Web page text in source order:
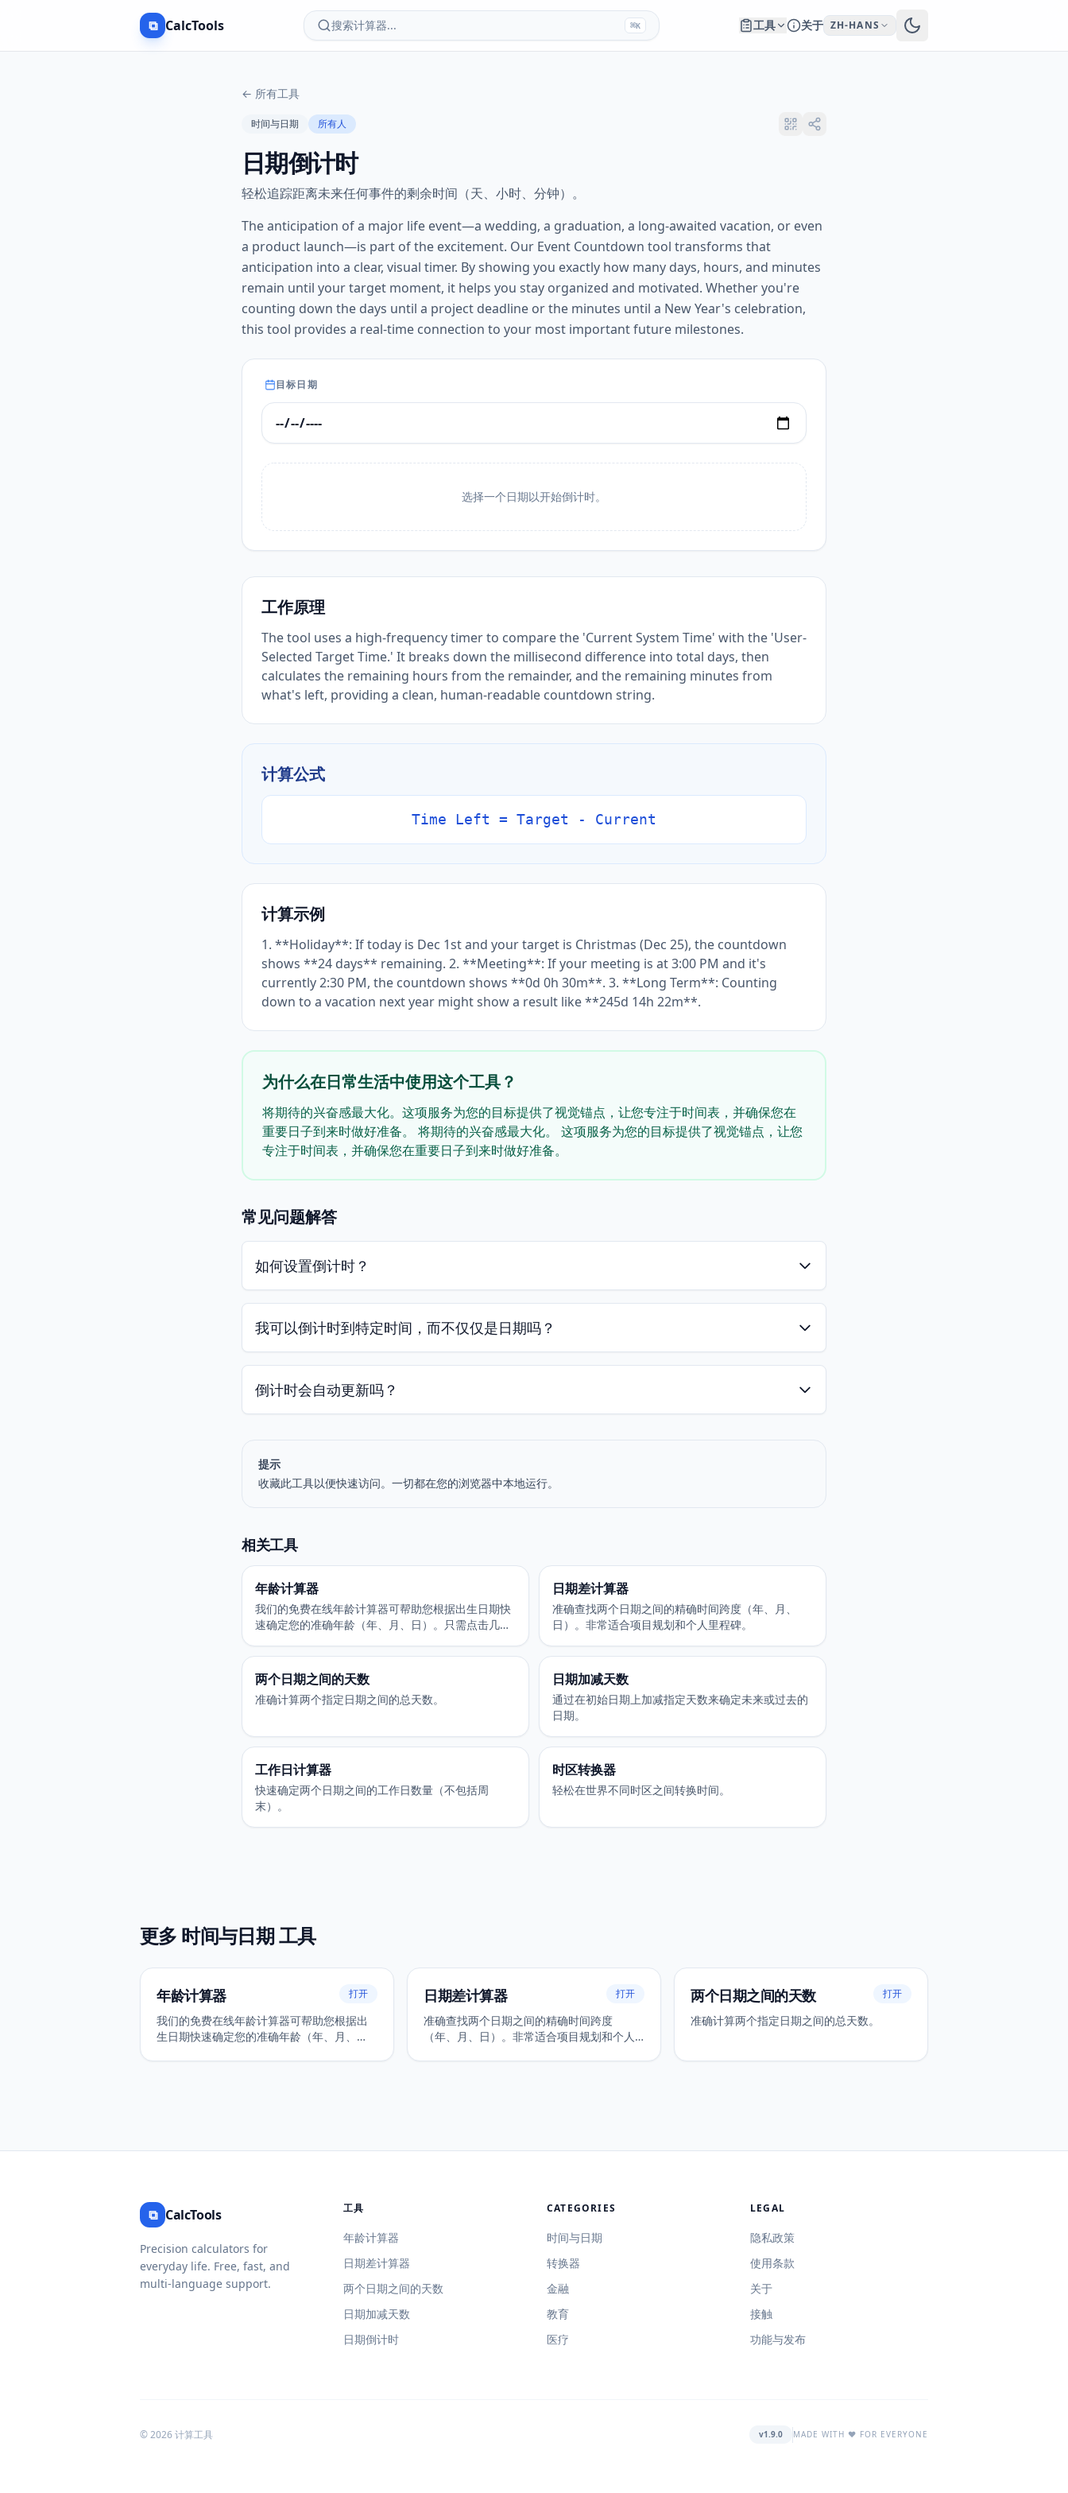
⧉ CalcTools 搜索计算器... ⌘K 工具 关于 ZH-HANS
← 所有工具
时间与日期 所有人
日期倒计时
轻松追踪距离未来任何事件的剩余时间（天、小时、分钟）。
The anticipation of a major life event—a wedding, a graduation, a long-awaited vacation, or even
a product launch—is part of the excitement. Our Event Countdown tool transforms that
anticipation into a clear, visual timer. By showing you exactly how many days, hours, and minutes
remain until your target moment, it helps you stay organized and motivated. Whether you're
counting down the days until a project deadline or the minutes until a New Year's celebration,
this tool provides a real-time connection to your most important future milestones.
目标日期
选择一个日期以开始倒计时。
工作原理
The tool uses a high-frequency timer to compare the 'Current System Time' with the 'User-
Selected Target Time.' It breaks down the millisecond difference into total days, then
calculates the remaining hours from the remainder, and the remaining minutes from
what's left, providing a clean, human-readable countdown string.
计算公式
Time Left = Target - Current
计算示例
1. **Holiday**: If today is Dec 1st and your target is Christmas (Dec 25), the countdown
shows **24 days** remaining. 2. **Meeting**: If your meeting is at 3:00 PM and it's
currently 2:30 PM, the countdown shows **0d 0h 30m**. 3. **Long Term**: Counting
down to a vacation next year might show a result like **245d 14h 22m**.
为什么在日常生活中使用这个工具？
将期待的兴奋感最大化。这项服务为您的目标提供了视觉锚点，让您专注于时间表，并确保您在
重要日子到来时做好准备。 将期待的兴奋感最大化。 这项服务为您的目标提供了视觉锚点，让您
专注于时间表，并确保您在重要日子到来时做好准备。
常见问题解答
如何设置倒计时？
我可以倒计时到特定时间，而不仅仅是日期吗？
倒计时会自动更新吗？
提示
收藏此工具以便快速访问。一切都在您的浏览器中本地运行。
相关工具
年龄计算器
我们的免费在线年龄计算器可帮助您根据出生日期快
速确定您的准确年龄（年、月、日）。只需点击几下
日期差计算器
准确查找两个日期之间的精确时间跨度（年、月、
日）。非常适合项目规划和个人里程碑。
两个日期之间的天数
准确计算两个指定日期之间的总天数。
日期加减天数
通过在初始日期上加减指定天数来确定未来或过去的
日期。
工作日计算器
快速确定两个日期之间的工作日数量（不包括周
末）。
时区转换器
轻松在世界不同时区之间转换时间。
更多 时间与日期 工具
年龄计算器 打开
我们的免费在线年龄计算器可帮助您根据出
生日期快速确定您的准确年龄（年、月、
日期差计算器 打开
准确查找两个日期之间的精确时间跨度
（年、月、日）。非常适合项目规划和个人
两个日期之间的天数 打开
准确计算两个指定日期之间的总天数。
⧉ CalcTools
Precision calculators for
everyday life. Free, fast, and
multi-language support.
工具
年龄计算器
日期差计算器
两个日期之间的天数
日期加减天数
日期倒计时
CATEGORIES
时间与日期
转换器
金融
教育
医疗
LEGAL
隐私政策
使用条款
关于
接触
功能与发布
© 2026 计算工具 v1.9.0 MADE WITH ❤️ FOR EVERYONE